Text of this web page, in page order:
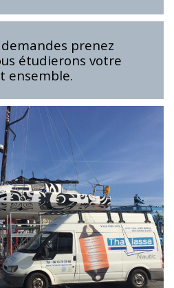
prenez
étudierons votre
ensemble.